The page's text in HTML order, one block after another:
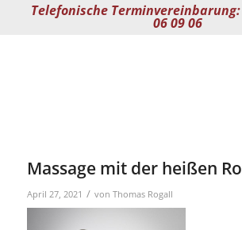
Telefonische Terminvereinbarung:
06 09 06
Massage mit der heißen
April 27, 2021 / von Thomas Rogall